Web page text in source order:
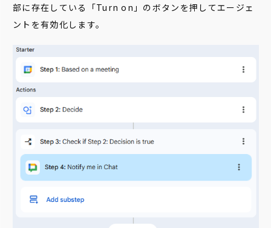
部に存在している「Turn on」のボタンを押してエージェ
ントを有効化します。